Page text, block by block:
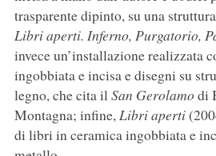
trasparente dipinto, su una
Libri aperti. Inferno, Purgatorio,
invece un’installazione realizzata
ingobbiata e incisa e disegni su
legno, che cita ilSan Gerolamodi
Montagna; infine,Libri aperti
di libri in ceramica ingobbiata e